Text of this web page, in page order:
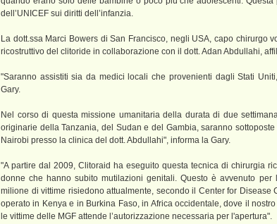
dell’UNICEF sui diritti dell’infanzia.
La dott.ssa Marci Bowers di San Francisco, negli USA, capo chirurgo
ricostruttivo del clitoride in collaborazione con il dott. Adan Abdullahi,
"Saranno assistiti sia da medici locali che provenienti dagli Stati
Gary.
Nel corso di questa missione umanitaria della durata di due
originarie della Tanzania, del Sudan e del Gambia, saranno
Nairobi presso la clinica del dott. Abdullahi", informa la Gary.
"A partire dal 2009, Clitoraid ha eseguito questa tecnica di chirurgia
donne che hanno subito mutilazioni genitali. Questo è avvenuto
milione di vittime risiedono attualmente, secondo il Center for Disease
operato in Kenya e in Burkina Faso, in Africa occidentale, dove il
le vittime delle MGF attende l’autorizzazione necessaria per l'apertura".